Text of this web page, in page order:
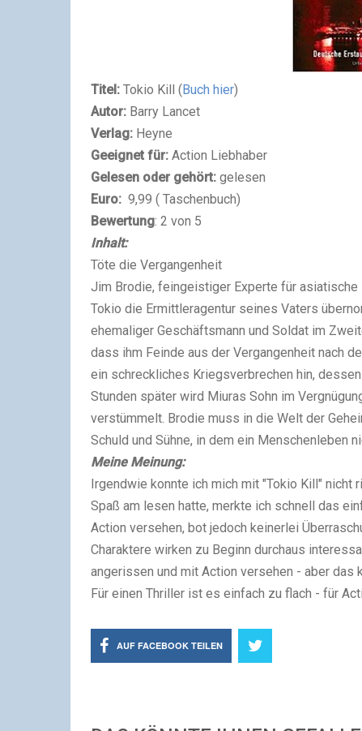
Titel: Tokio Kill (Buch hier)
Autor: Barry Lancet
Verlag: Heyne
Geeignet für: Action Liebhaber
Gelesen oder gehört: gelesen
Euro: 9,99 ( Taschenbuch)
Bewertung: 2 von 5
Inhalt:
Töte die Vergangenheit
Jim Brodie, feingeistiger Experte für asiatische
Tokio die Ermittleragentur seines Vaters
ehemaliger Geschäftsmann und Soldat im
dass ihm Feinde aus der Vergangenheit nach
ein schreckliches Kriegsverbrechen hin,
Stunden später wird Miuras Sohn im
verstümmelt. Brodie muss in die Welt der
Schuld und Sühne, in dem ein Menschenleben
Meine Meinung:
Irgendwie konnte ich mich mit "Tokio Kill" nicht
Spaß am lesen hatte, merkte ich schnell das
Action versehen, bot jedoch keinerlei
Charaktere wirken zu Beginn durchaus
angerissen und mit Action versehen - aber das
Für einen Thriller ist es einfach zu flach - für
AUF FACEBOOK TEILEN